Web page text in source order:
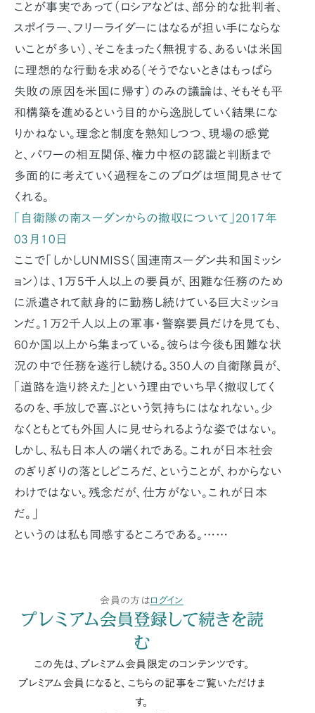
ことが事実であって（ロシアなどは、部分的な批判者、
スポイラー、フリーライダーにはなるが担い手にならな
いことが多い）、そこをまったく無視する、あるいは米国
に理想的な行動を求める（そうでないときはもっぱら
失敗の原因を米国に帰す）のみの議論は、そもそも平
和構築を進めるという目的から逸脱していく結果にな
りかねない。理念と制度を熟知しつつ、現場の感覚
と、パワーの相互関係、権力中枢の認識と判断まで
多面的に考えていく過程をこのブログは垣間見させて
くれる。
「自衛隊の南スーダンからの撤収について」2017年
03月10日
ここで「しかしUNMISS（国連南スーダン共和国ミッシ
ョン）は、1万5千人以上の要員が、困難な任務のため
に派遣されて献身的に勤務し続けている巨大ミッショ
ンだ。1万2千人以上の軍事・警察要員だけを見ても、
60か国以上から集まっている。彼らは今後も困難な状
況の中で任務を遂行し続ける。350人の自衛隊員が、
「道路を造り終えた」という理由でいち早く撤収してく
るのを、手放しで喜ぶという気持ちにはなれない。少
なくともとても外国人に見せられるような姿ではない。
しかし、私も日本人の端くれである。これが日本社会
のぎりぎりの落としどころだ、ということが、わからない
わけではない。残念だが、仕方がない。これが日本
だ。」
というのは私も同感するところである。……
会員の方はログイン
プレミアム会員登録して続きを読
む
この先は、プレミアム会員限定のコンテンツです。
プレミアム会員になると、こちらの記事をご覧いただけま
す。